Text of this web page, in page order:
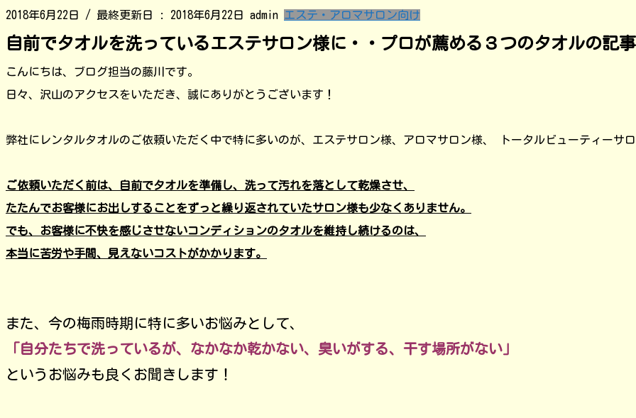
2018年6月22日
/ 最終更新日 : 2018年6月22日 admin エステ・アロマサロン向け
自前でタオルを洗っているエステサロン様に・・プロが薦める３つのタオルの記
こんにちは、ブログ担当の藤川です。
日々、沢山のアクセスをいただき、誠にありがとうございます！
弊社にレンタルタオルのご依頼いただく中で特に多いのが、エステサロン様、アロマサロン様、 トータルビューティーサ
ご依頼いただく前は、自前でタオルを準備し、洗って汚れを落として乾燥させ、
たたんでお客様にお出しすることをずっと繰り返されていたサロン様も少なくありません。
でも、お客様に不快を感じさせないコンディションのタオルを維持し続けるのは、
本当に苦労や手間、見えないコストがかかります。
また、今の梅雨時期に特に多いお悩みとして、
「自分たちで洗っているが、なかなか乾かない、臭いがする、干す場所がない」
というお悩みも良くお聞きします！